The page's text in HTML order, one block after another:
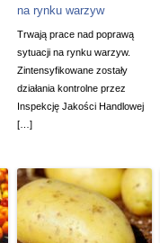
na rynku warzyw
Trwają prace nad poprawą
sytuacji na rynku warzyw.
Zintensyfikowane zostały
działania kontrolne przez
Inspekcję Jakości Handlowej
[…]